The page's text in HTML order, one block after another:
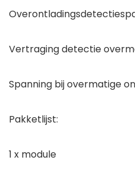
Vertraging detectie
Spanning bij overmatige
Pakketlijst:
1 x module